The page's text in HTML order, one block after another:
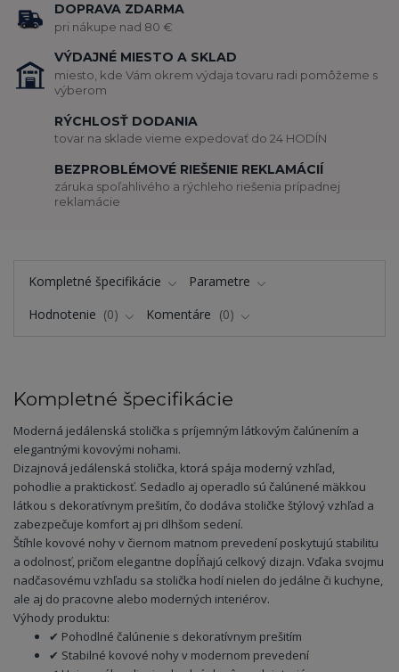
DOPRAVA ZDARMA
pri nákupe nad 80 €
VÝDAJNÉ MIESTO A SKLAD
miesto, kde Vám okrem výdaja tovaru radi pomôžeme s
výberom
RÝCHLOSŤ DODANIA
tovar na sklade vieme expedovať do 24 HODÍN
BEZPROBLÉMOVÉ RIEŠENIE REKLAMÁCIÍ
záruka spoľahlivého a rýchleho riešenia prípadnej
reklamácie
Kompletné špecifikácie
Parametre
Hodnotenie
0 Komentáre 0
Kompletné špecifikácie
Moderná jedálenská stolička s príjemným látkovým čalúnením a
elegantnými kovovými nohami.
Dizajnová jedálenská stolička, ktorá spája moderný vzhľad,
pohodlie a praktickosť. Sedadlo aj operadlo sú čalúnené mäkkou
látkou s dekoratívnym prešitím, čo dodáva stoličke štýlový vzhľad a
zabezpečuje komfort aj pri dlhšom sedení.
Štíhle kovové nohy v čiernom matnom prevedení poskytujú stabilitu
a odolnosť, pričom elegantne dopĺňajú celkový dizajn. Vďaka svojmu
nadčasovému vzhľadu sa stolička hodí nielen do jedálne či kuchyne,
ale aj do pracovne alebo moderných interiérov.
Výhody produktu:
✔ Pohodlné čalúnenie s dekoratívnym prešitím
✔ Stabilné kovové nohy v modernom prevedení